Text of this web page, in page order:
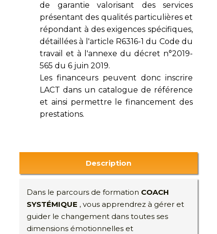
de garantie valorisant des services
présentant des qualités particulières et
répondant à des exigences spécifiques,
détaillées à l'article R6316-1 du Code du
travail et à l'annexe du décret n°2019-
565 du 6 juin 2019.
Les financeurs peuvent donc inscrire
LACT dans un catalogue de référence
et ainsi permettre le financement des
prestations.
Description
Dans le parcours de formation COACH
SYSTÉMIQUE , vous apprendrez à gérer et
guider le changement dans toutes ses
dimensions émotionnelles et